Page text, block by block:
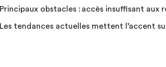
Principaux obstacles : accès insuffisant
Les tendances actuelles mettent l’accent